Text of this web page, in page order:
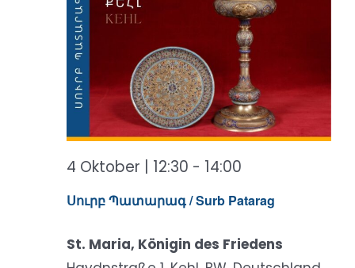
Սուրբ Պատարագ / Surb Patarag
4 Oktober | 12:30 - 14:00
St. Maria, Königin des Friedens